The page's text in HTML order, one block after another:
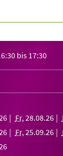
bis 17:30
Fr, 28.08.26
Fr, 25.09.26